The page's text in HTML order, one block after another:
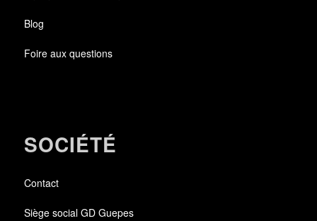
Blog
Foire aux questions
SOCIÉTÉ
Contact
Siège social GD Guepes